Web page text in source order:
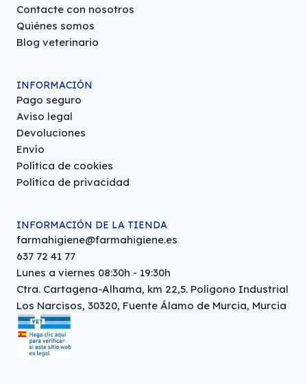
Contacte con nosotros
Quiénes somos
Blog veterinario
INFORMACIÓN
Pago seguro
Aviso legal
Devoluciones
Envío
Política de cookies
Política de privacidad
INFORMACIÓN DE LA TIENDA
farmahigiene@farmahigiene.es
637 72 41 77
Lunes a viernes 08:30h - 19:30h
Ctra. Cartagena-Alhama, km 22,5. Polígono Industrial
Los Narcisos, 30320, Fuente Álamo de Murcia, Murcia